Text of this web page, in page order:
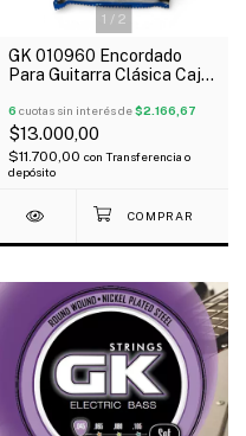
1 / 2
GK 010960 Encordado
Para Guitarra Clásica Caja
6 cuotas sin interés de$2.166,67
$13.000,00
$11.700,00 con Transferencia o
depósito